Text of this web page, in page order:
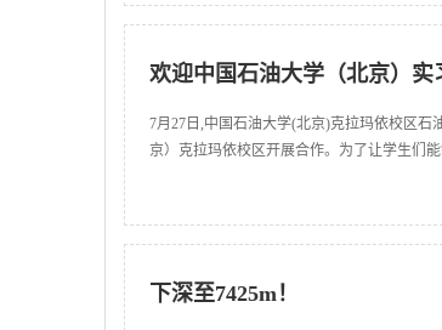
欢迎中国石油大学（北京）实
7月27日,中国石油大学(北京)克拉玛依校区
京）克拉玛依校区开展合作。为了让学生们
下深至7425m！